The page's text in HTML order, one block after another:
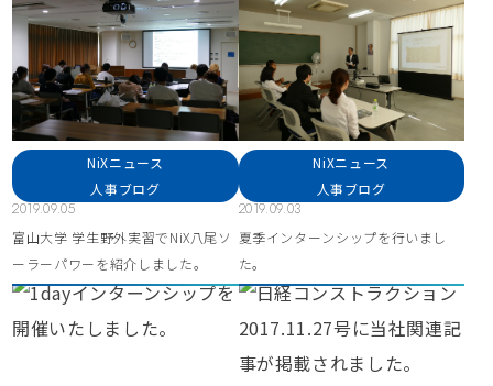
NiXニュース
人事ブログ
2019.09.05
富山大学 学生野外実習でNiX八尾ソ
ーラーパワーを紹介しました。
NiXニュース
人事ブログ
2019.09.03
夏季インターンシップを行いまし
た。